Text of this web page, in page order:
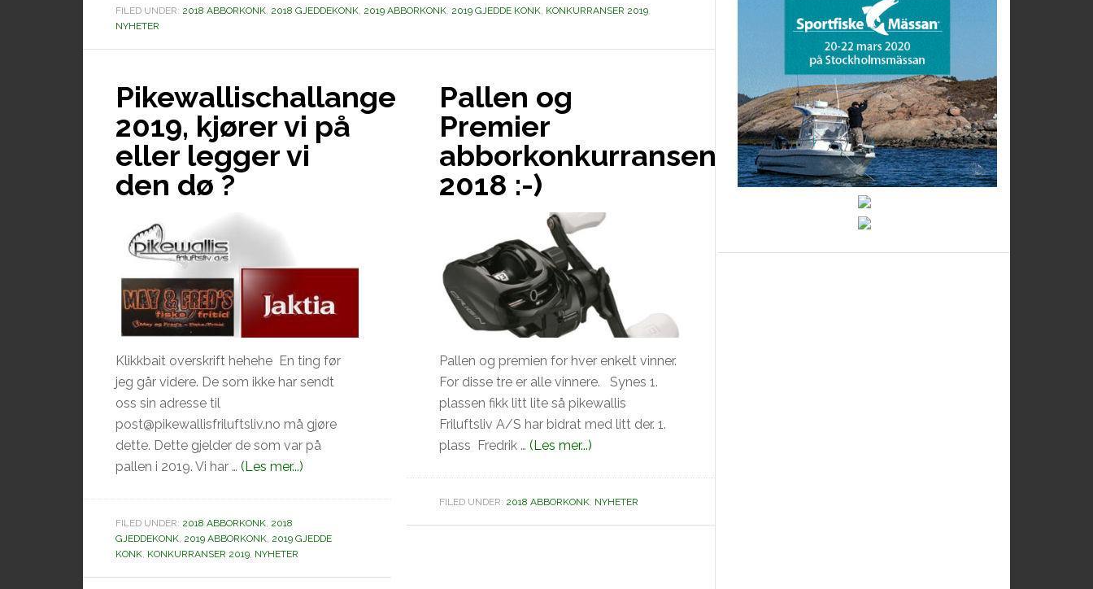
pikewallis
FILED UNDER: 2018 ABBORKONK 2018 GJEDDEKONK 2019 ABBORKONK 2019 GJEDDE KONK KONKURRANSER 2019
NYHETER
Pikewallischallange
2019, kjører vi på
eller legger vi
den dø ?
Klikkbait overskrift hehehe En ting før
jeg går videre. De som ikke har sendt
oss sin adresse til
post@pikewallisfriluftsliv.no må gjøre
dette. Dette gjelder de som var på
pallen i 2019. Vi har … (Les mer...)
FILED UNDER: 2018 ABBORKONK, 2018
GJEDDEKONK, 2019 ABBORKONK, 2019 GJEDDE
KONK, KONKURRANSER 2019, NYHETER
Pallen og
Premier
abborkonkurransen
2018 :-)
Pallen og premien for hver enkelt vinner.
For disse tre er alle vinnere. Synes 1.
plassen fikk litt lite så pikewallis
Friluftsliv A/S har bidrat med litt der. 1.
plass Fredrik …(Les mer...)
abborkonkurransen
2018
FILED UNDER: 2018 ABBORKONK, NYHETER